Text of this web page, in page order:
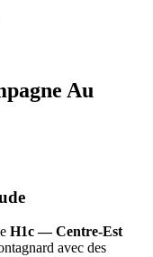
Au
H1c — Centre-Est
avec des